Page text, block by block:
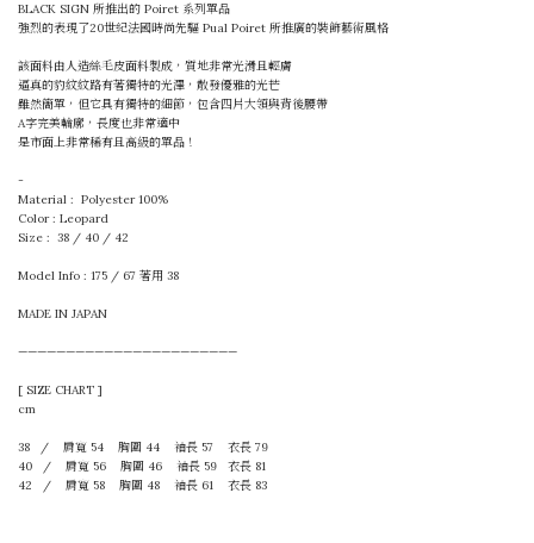
BLACK SIGN 所推出的 Poiret 系列單品
強烈的表現了20世紀法國時尚先驅 Pual Poiret 所推廣的裝飾藝術風格
該面料由人造絲毛皮面料製成，質地非常光滑且輕膚
逼真的豹紋紋路有著獨特的光澤，散發優雅的光芒
雖然簡單，但它具有獨特的細節，包含四片大領與背後腰帶
A字完美輪廓，長度也非常適中
是市面上非常稀有且高級的單品！
-
Material : Polyester 100%
Color : Leopard
Size : 38 / 40 / 42
Model Info : 175 / 67 著用 38
MADE IN JAPAN
———————————————————————
[ SIZE CHART ]
cm
38 / 肩寬 54 胸圍 44 袖長 57 衣長 79
40 / 肩寬 56 胸圍 46 袖長 59 衣長 81
42 / 肩寬 58 胸圍 48 袖長 61 衣長 83